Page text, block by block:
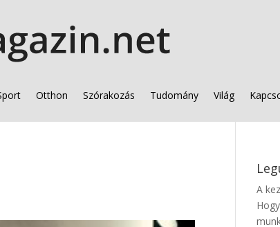
Otthon Szórakozás Tudomány Világ
A